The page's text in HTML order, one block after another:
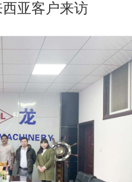
西亚客户来访